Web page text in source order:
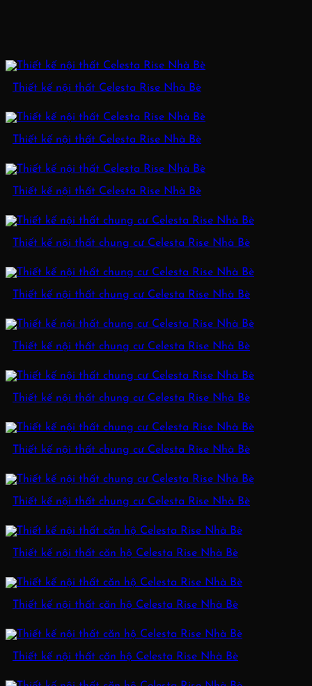
Thiết kế nội thất Celesta Rise Nhà Bè
Thiết kế nội thất Celesta Rise Nhà Bè
Thiết kế nội thất Celesta Rise Nhà Bè
Thiết kế nội thất chung cư Celesta Rise Nhà Bè
Thiết kế nội thất chung cư Celesta Rise Nhà Bè
Thiết kế nội thất chung cư Celesta Rise Nhà Bè
Thiết kế nội thất chung cư Celesta Rise Nhà Bè
Thiết kế nội thất chung cư Celesta Rise Nhà Bè
Thiết kế nội thất chung cư Celesta Rise Nhà Bè
Thiết kế nội thất căn hộ Celesta Rise Nhà Bè
Thiết kế nội thất căn hộ Celesta Rise Nhà Bè
Thiết kế nội thất căn hộ Celesta Rise Nhà Bè